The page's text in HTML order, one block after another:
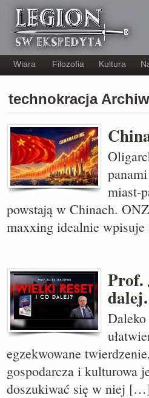
Wiara Filozofia Kultura
technokracja
miast-
powstają w Chinach.
maxxing idealnie
Prof.
egzekwowane
gospodarcza i kulturowa
doszukiwać się w niej